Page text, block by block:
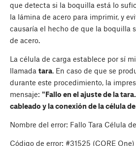
que detecta si la boquilla está lo
la lámina de acero para imprimir, y
causaría el hecho de que la boquilla
de acero.
La célula de carga establece por sí
llamada tara. En caso de que se
durante este procedimiento, la
mensaje: "Fallo en el ajuste de la
cableado y la conexión de la célula
Nombre del error: Fallo Tara Célula
Código de error: #31525 (CORE